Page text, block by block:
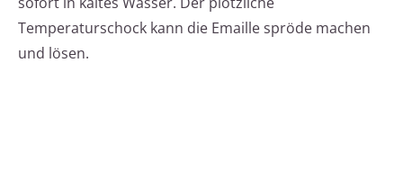
Temperaturschock kann die Emaille spröde machen
und lösen.